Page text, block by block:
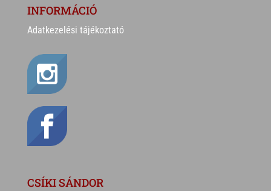
INFORMÁCIÓ
Adatkezelési tájékoztató
CSÍKI SÁNDOR